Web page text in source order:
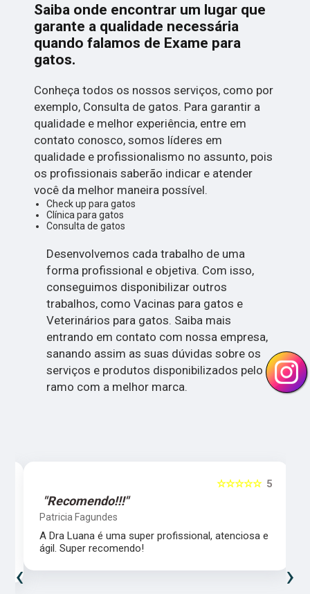
Saiba onde encontrar um lugar que
garante a qualidade necessária
quando falamos de Exame para
gatos.
Conheça todos os nossos serviços, como por
exemplo, Consulta de gatos. Para garantir a
qualidade e melhor experiência, entre em
contato conosco, somos líderes em
qualidade e profissionalismo no assunto, pois
os profissionais saberão indicar e atender
você da melhor maneira possível.
Check up para gatos
Clínica para gatos
Consulta de gatos
Desenvolvemos cada trabalho de uma
forma profissional e objetiva. Com isso,
conseguimos disponibilizar outros
trabalhos, como Vacinas para gatos e
Veterinários para gatos. Saiba mais
entrando em contato com nossa empresa,
sanando assim as suas dúvidas sobre os
serviços e produtos disponibilizados pelo
ramo com a melhor marca.
5
☆☆☆☆☆
"Recomendo!!!"
Patricia Fagundes
A Dra Luana é uma super profissional, atenciosa e
ágil. Super recomendo!
‹ ›